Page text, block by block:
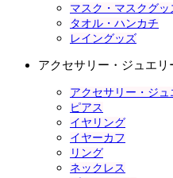
マスク・マスクグッ
タオル・ハンカチ
レイングッズ
アクセサリー・ジュエリ
アクセサリー・ジ
ピアス
イヤリング
イヤーカフ
リング
ネックレス